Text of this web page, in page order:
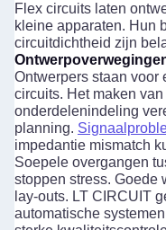
Flex circuits laten
kleine apparaten. Hun
circuitdichtheid zijn
Ontwerpers staan voor
circuits. Het maken
onderdelenindeling
planning.
impedantie mismatch
Soepele overgangen
stoppen stress. Goede
lay-outs. LT CIRCUIT
automatische